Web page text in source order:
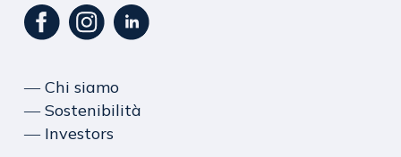
― Chi siamo
― Sostenibilità
― Investors